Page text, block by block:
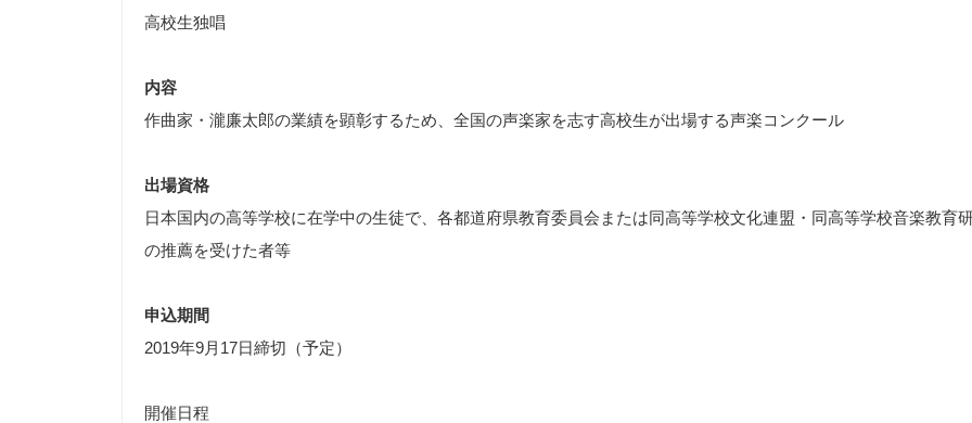
高校生独唱
内容
作曲家・瀧廉太郎の業績を顕彰するため、全国の声楽家を志す高校生が出場する声楽コンクール
出場資格
日本国内の高等学校に在学中の生徒で、各都道府県教育委員会または同高等学校文化連盟・同高等学校音楽教育
の推薦を受けた者等
申込期間
2019年9月17日締切（予定）
開催日程